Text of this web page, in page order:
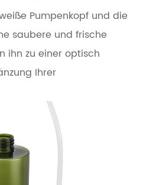
Pumpenkopf und die
saubere und frische
ihn zu einer optisch
Ihrer